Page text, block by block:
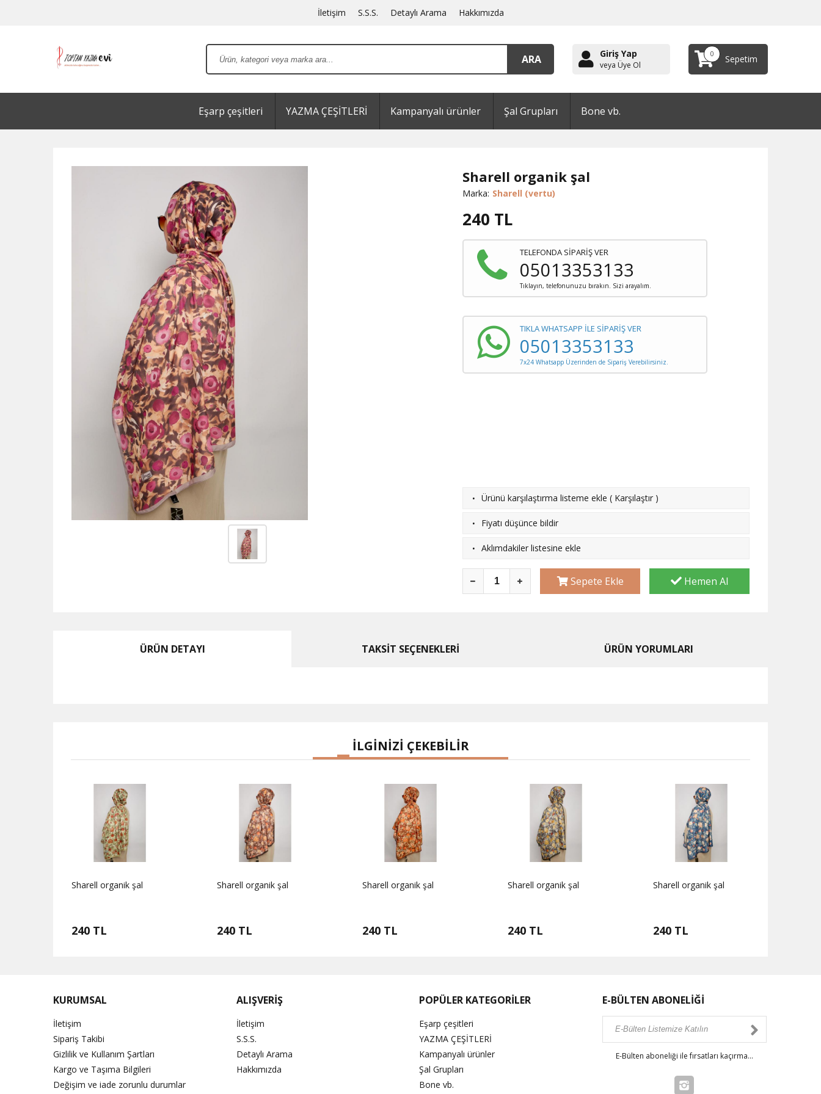
İletişim S.S.S. Detaylı Arama Hakkımızda
Giriş Yap
veya Üye Ol
0 Sepetim
Eşarp çeşitleri YAZMA ÇEŞİTLERİ Kampanyalı ürünler Şal Grupları Bone vb.
Sharell organik şal
Marka: Sharell (vertu)
240 TL
TELEFONDA SİPARİŞ VER
05013353133
Tıklayın, telefonunuzu bırakın. Sizi arayalım.
TIKLA WHATSAPP İLE SİPARİŞ VER
05013353133
7x24 Whatsapp Üzerinden de Sipariş Verebilirsiniz.
· Ürünü karşılaştırma listeme ekle ( Karşılaştır )
· Fiyatı düşünce bildir
· Aklımdakiler listesine ekle
Sepete Ekle Hemen Al
ÜRÜN DETAYI TAKSİT SEÇENEKLERİ ÜRÜN YORUMLARI
İLGİNİZİ ÇEKEBİLİR
Sharell organik şal
240 TL
Sharell organik şal
240 TL
Sharell organik şal
240 TL
Sharell organik şal
240 TL
Sharell organik şal
240 TL
KURUMSAL
İletişim
Sipariş Takibi
Gizlilik ve Kullanım Şartları
Kargo ve Taşıma Bilgileri
Değişim ve iade zorunlu durumlar
ALIŞVERİŞ
İletişim
S.S.S.
Detaylı Arama
Hakkımızda
POPÜLER KATEGORİLER
Eşarp çeşitleri
YAZMA ÇEŞİTLERİ
Kampanyalı ürünler
Şal Grupları
Bone vb.
E-BÜLTEN ABONELİĞİ
E-Bülten aboneliği ile fırsatları kaçırma...